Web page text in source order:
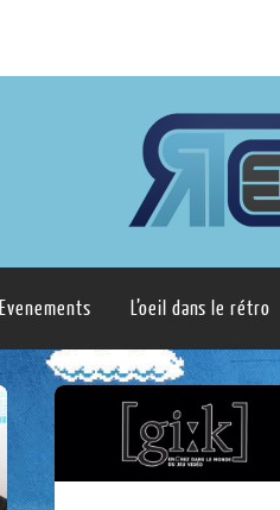
Evenements L’oeil dans le rétro